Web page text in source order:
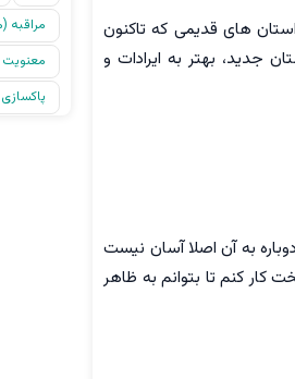
های قدیمی که تاکنون
جدید، بهتر به ایرادات و
به آن اصلا آسان نیست
کنم تا بتوانم به ظاهر
مراقبه
معنویت
پاکسازی